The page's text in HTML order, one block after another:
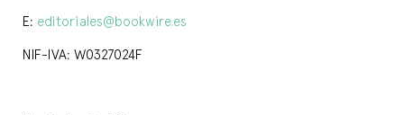
E: editoriales@bookwire.es
NIF-IVA: W0327024F